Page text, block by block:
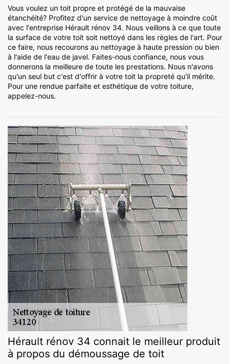
Vous voulez un toit propre et protégé de la mauvaise
étanchéité? Profitez d'un service de nettoyage à moindre coût
avec l'entreprise Hérault rénov 34. Nous veillons à ce que toute
la surface de votre toit soit nettoyé dans les règles de l'art. Pour
ce faire, nous recourons au nettoyage à haute pression ou bien
à l'aide de l'eau de javel. Faites-nous confiance, nous vous
donnerons la meilleure de toute les prestations. Nous n'avons
qu'un seul but c'est d'offrir à votre toit la propreté qu'il mérite.
Pour une rendue parfaite et esthétique de votre toiture,
appelez-nous.
Hérault rénov 34 connait le meilleur produit
à propos du démoussage de toit